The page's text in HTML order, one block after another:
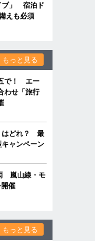
ブ」 宿泊ド
えも必須
もっと見る
で！ エー
わせ「旅行
はどれ？ 最
ャンペーン
嵐山線・モ
催
もっと見る